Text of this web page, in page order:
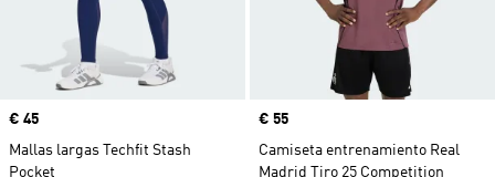
Precio
€ 45
Mallas largas Techfit Stash
Pocket
Precio
€ 55
Camiseta entrenamiento Real
Madrid Tiro 25 Competition